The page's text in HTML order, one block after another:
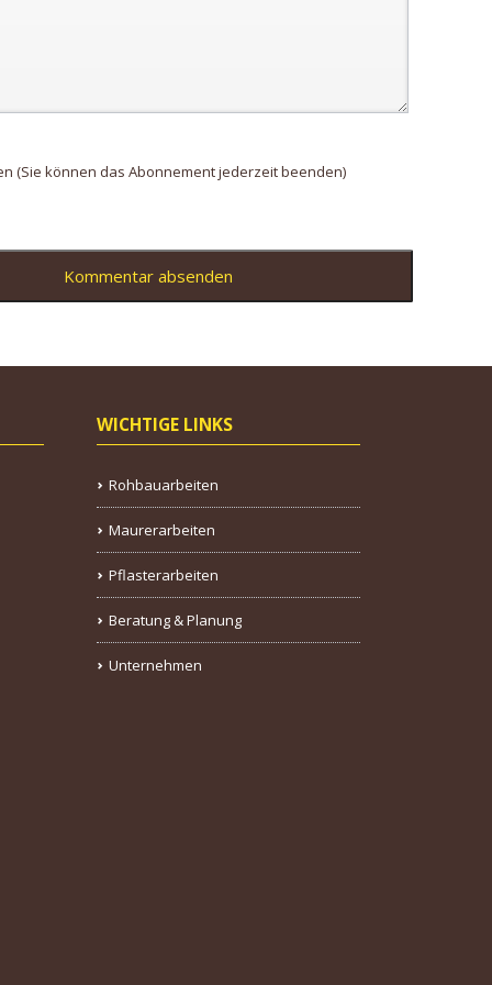
(Sie können das Abonnement jederzeit beenden)
Kommentar absenden
WICHTIGE LINKS
Rohbauarbeiten
Maurerarbeiten
Pflasterarbeiten
Beratung & Planung
Unternehmen